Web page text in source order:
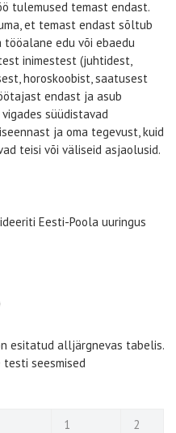
tulemused temast endast.
et temast endast sõltub
tööalane edu või ebaedu
inimestest (juhtidest,
horoskoobist, saatusest
endast ja asub
süüdistavad
ja oma tegevust, kuid
teisi või väliseid asjaolusid.
Eesti-Poola uuringus
esitatud alljärgnevas tabelis.
seesmised
1 2